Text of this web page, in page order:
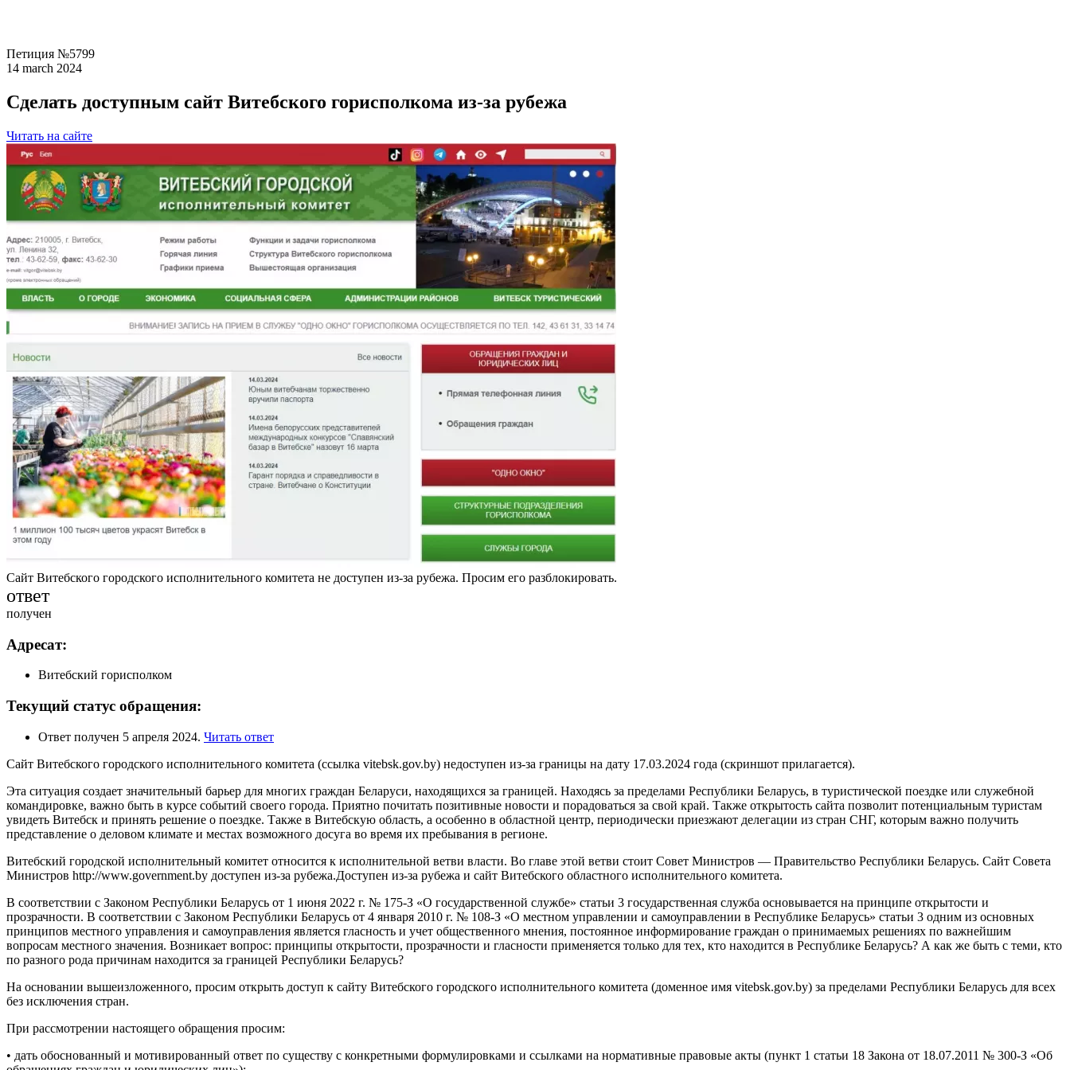
Петиция №5799
14 march 2024
Сделать доступным сайт Витебского горисполкома из-за рубежа
Читать на сайте
Сайт Витебского городского исполнительного комитета не доступен из-за рубежа. Просим его разблокировать.
ответ
получен
Адресат:
Витебский горисполком
Текущий статус обращения:
Ответ получен 5 апреля 2024. Читать ответ
Сайт Витебского городского исполнительного комитета (ссылка vitebsk.gov.by) недоступен из-за границы на дату 17.03.2024 года (скриншот прилагается).
Эта ситуация создает значительный барьер для многих граждан Беларуси, находящихся за границей. Находясь за пределами Республики Беларусь, в туристической поездке или служебной
командировке, важно быть в курсе событий своего города. Приятно почитать позитивные новости и порадоваться за свой край. Также открытость сайта позволит потенциальным туристам
увидеть Витебск и принять решение о поездке. Также в Витебскую область, а особенно в областной центр, периодически приезжают делегации из стран СНГ, которым важно получить
представление о деловом климате и местах возможного досуга во время их пребывания в регионе.
Витебский городской исполнительный комитет относится к исполнительной ветви власти. Во главе этой ветви стоит Совет Министров — Правительство Республики Беларусь. Сайт Совета
Министров http://www.government.by доступен из-за рубежа.Доступен из-за рубежа и сайт Витебского областного исполнительного комитета.
В соответствии с Законом Республики Беларусь от 1 июня 2022 г. № 175-З «О государственной службе» статьи 3 государственная служба основывается на принципе открытости и
прозрачности. В соответствии с Законом Республики Беларусь от 4 января 2010 г. № 108-З «О местном управлении и самоуправлении в Республике Беларусь» статьи 3 одним из основных
принципов местного управления и самоуправления является гласность и учет общественного мнения, постоянное информирование граждан о принимаемых решениях по важнейшим
вопросам местного значения. Возникает вопрос: принципы открытости, прозрачности и гласности применяется только для тех, кто находится в Республике Беларусь? А как же быть с теми, кто
по разного рода причинам находится за границей Республики Беларусь?
На основании вышеизложенного, просим открыть доступ к сайту Витебского городского исполнительного комитета (доменное имя vitebsk.gov.by) за пределами Республики Беларусь для всех
без исключения стран.
При рассмотрении настоящего обращения просим:
• дать обоснованный и мотивированный ответ по существу с конкретными формулировками и ссылками на нормативные правовые акты (пункт 1 статьи 18 Закона от 18.07.2011 № 300-З «Об